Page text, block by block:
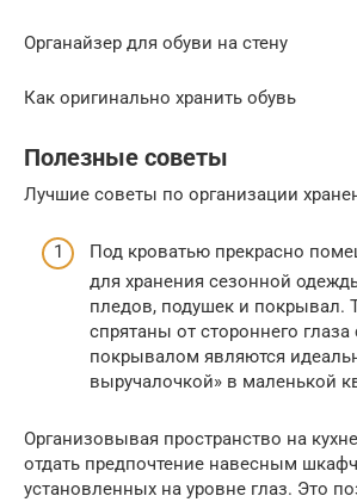
Органайзер для обуви на стену
Как оригинально хранить обувь
Полезные советы
Лучшие советы по организации
Под кроватью прекрасно
для хранения сезонной
пледов, подушек и покрывал.
спрятаны от стороннего
покрывалом являются
выручалочкой» в маленькой
Организовывая пространство на
отдать предпочтение навесным
установленных на уровне глаз. Это